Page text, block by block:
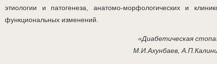
этиологии и патогенеза, анатомо-морфологических и
функциональных изменений.
«Диабетическая
М.И.Ахунбаев,